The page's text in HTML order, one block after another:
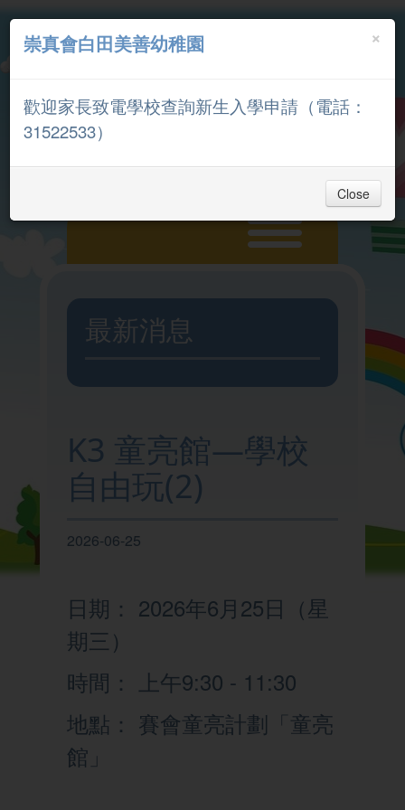
×
崇真會白田美善幼稚園
歡迎家長致電學校查詢新生入學申請（電話：
31522533）
Close
主頁
學與教
家校聯繫
最新消息
K3 童亮館—學校
自由玩(2)
2026-06-25
日期： 2026年6月25日（星
期三）
時間： 上午9:30 - 11:30
地點： 賽會童亮計劃「童亮
館」